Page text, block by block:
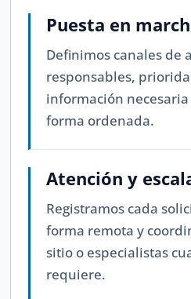
Puesta en
Definimos canales de
responsables,
información
forma ordenada.
Atención y
Registramos cada
forma remota y
sitio o especialistas
requiere.